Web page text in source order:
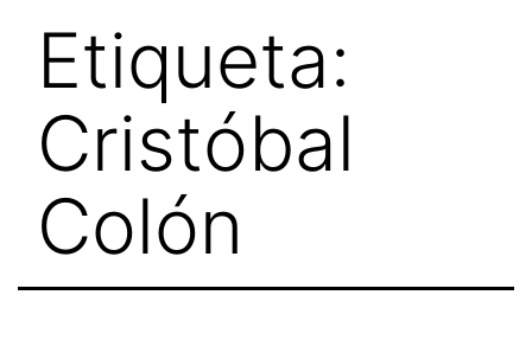
Etiqueta:
Cristóbal
Colón